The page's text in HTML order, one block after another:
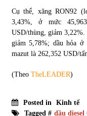
Cụ thể, xăng RON92
3,43%, ở mức
USD/thùng, giảm 3,22%.
giảm 5,78%; dầu hỏa ở
mazut là 262,352 USD/
(Theo TheLEADER)
Posted in
Kinh tế
Tagged # dầu diesel